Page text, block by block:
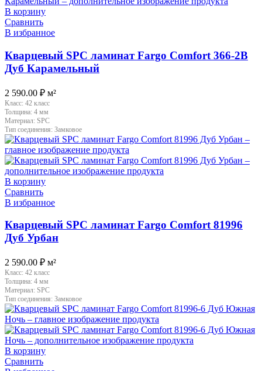
В корзину
Сравнить
В избранное
Кварцевый SPC ламинат Fargo Comfort 366-2B
Дуб Карамельный
2 590.00 ₽ м²
Класс: 42 класс
Толщина: 4 мм
Материал: SPC
Тип соединения: Замковое
В корзину
Сравнить
В избранное
Кварцевый SPC ламинат Fargo Comfort 81996
Дуб Урбан
2 590.00 ₽ м²
Класс: 42 класс
Толщина: 4 мм
Материал: SPC
Тип соединения: Замковое
В корзину
Сравнить